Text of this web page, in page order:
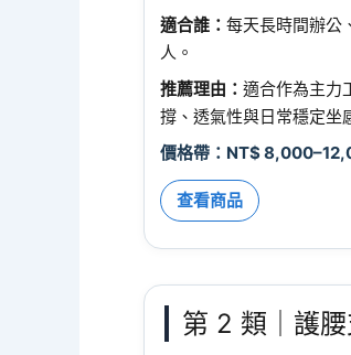
適合誰： 每天長時間辦公
人。
推薦理由： 適合作為主力
撐、透氣性與日常穩定坐
價格帶：NT$
查看商品
第 2 類｜護